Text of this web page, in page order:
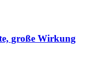
große Wirkung